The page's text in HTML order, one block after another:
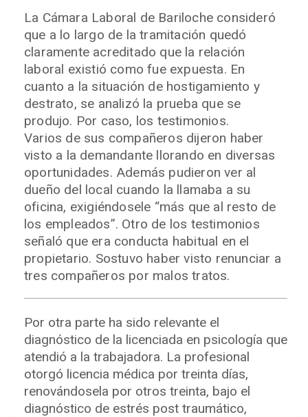
La Cámara Laboral de Bariloche consideró
que a lo largo de la tramitación quedó
claramente acreditado que la relación
laboral existió como fue expuesta. En
cuanto a la situación de hostigamiento y
destrato, se analizó la prueba que se
produjo. Por caso, los testimonios.
Varios de sus compañeros dijeron haber
visto a la demandante llorando en diversas
oportunidades. Además pudieron ver al
dueño del local cuando la llamaba a su
oficina, exigiéndosele “más que al resto de
los empleados”. Otro de los testimonios
señaló que era conducta habitual en el
propietario. Sostuvo haber visto renunciar a
tres compañeros por malos tratos.
Por otra parte ha sido relevante el
diagnóstico de la licenciada en psicología que
atendió a la trabajadora. La profesional
otorgó licencia médica por treinta días,
renovándosela por otros treinta, bajo el
diagnóstico de estrés post traumático,